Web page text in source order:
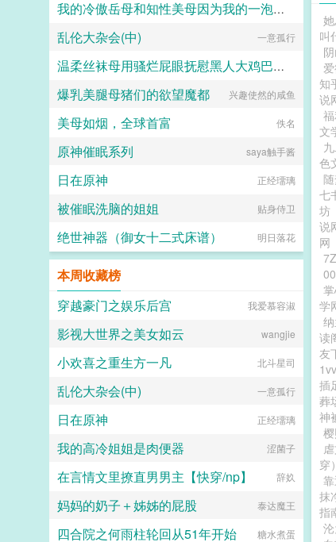
叫
知
说
文
色
七
坊
说
网
学
读
友
插
葬
神
穿）
抹
指
我的冷傲岳母和知性美母因为我的一泡精液成为了熟女便器 (无绿版)
hanshengjiang
乱伦大杂会(中) 一意孤行
温柔丝袜母用骚烂屁眼抚慰黑人大鸡巴的淫乱群交摄影记录
佚名
爆乳美腿母猪们的欲望魔都 兴趣使然的咸鱼
美母如烟，全球首富 佚名
原神催眠系列 saya触手酱
日在原神 正经璢璃
被催眠洗脑的姐姐 贴身侍卫
绝世神器（御女十二式床谱） 明日落花
本周收藏榜
穿越豪门之娱乐后宫
我爱慕容淑
影视大世界之美女如云 wangjie
小欢喜之重生方一凡 北斗星司
乱伦大杂会(中) 一意孤行
日在原神 正经璢璃
我的高冷姐姐是肉便器 涩菌子
在言情文里撩直男男主【快穿/np】 辞奺
妈妈的奶子＋姊姊的屁股 泰达魔王
四合院之何雨柱轮回从51年开始 糖水煮蛋